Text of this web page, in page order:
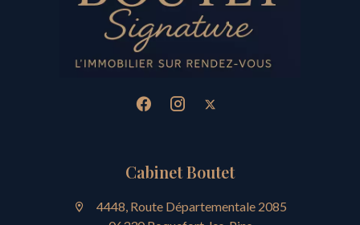
Cabinet Boutet
4448, Route Départementale 2085